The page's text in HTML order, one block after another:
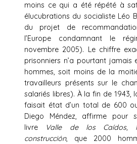
moins ce qui a été répété à
élucubrations du socialiste Léo
du projet de
l’Europe condamnant le
novembre 2005). Le chiffre
prisonniers n’a pourtant jamais
hommes, soit moins de la
travailleurs présents sur le
salariés libres). À la fin de 1943,
faisait état d’un total de 600
Diego Méndez, affirme pour
livre
Valle de los Caídos,
construcción, que 2000